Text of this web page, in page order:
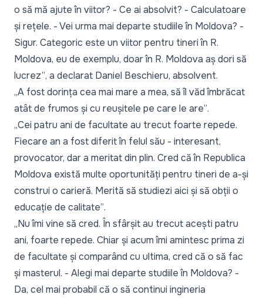
o să mă ajute în viitor? - Ce ai absolvit? - Calculatoare
și rețele. - Vei urma mai departe studiile în Moldova? -
Sigur. Categoric este un viitor pentru tineri în R.
Moldova, eu de exemplu, doar în R. Moldova aș dori să
lucrez”, a declarat Daniel Beschieru, absolvent.
„A fost dorința cea mai mare a mea, să îl văd îmbrăcat
atât de frumos și cu reușitele pe care le are”.
„Cei patru ani de facultate au trecut foarte repede.
Fiecare an a fost diferit în felul său - interesant,
provocator, dar a meritat din plin. Cred că în Republica
Moldova există multe oportunități pentru tineri de a-și
construi o carieră. Merită să studiezi aici și să obții o
educație de calitate”.
„Nu îmi vine să cred. În sfârșit au trecut acești patru
ani, foarte repede. Chiar și acum îmi amintesc prima zi
de facultate și comparând cu ultima, cred că o să fac
și masterul. - Alegi mai departe studiile în Moldova? -
Da, cel mai probabil că o să continui ingineria